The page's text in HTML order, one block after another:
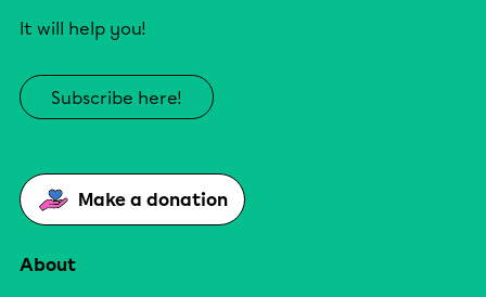
It will help you!
Subscribe here!
Make a donation
About